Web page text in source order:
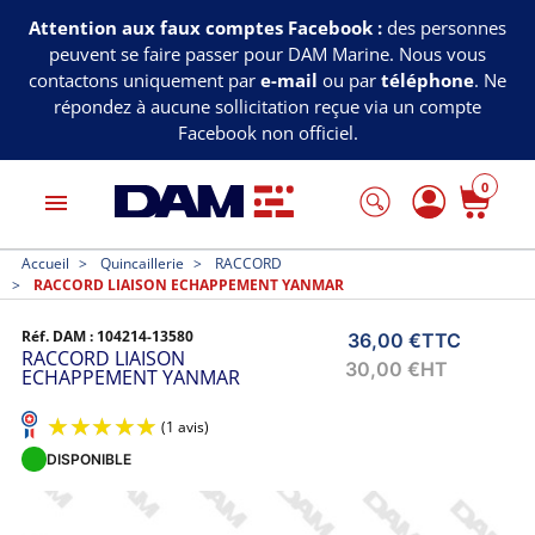
Attention aux faux comptes Facebook : des personnes
peuvent se faire passer pour DAM Marine. Nous vous
contactons uniquement par e-mail ou par téléphone. Ne
répondez à aucune sollicitation reçue via un compte
Facebook non officiel.
menu
0
Accueil Quincaillerie
RACCORD
RACCORD LIAISON ECHAPPEMENT YANMAR
Réf. DAM : 104214-13580
RACCORD LIAISON
ECHAPPEMENT YANMAR
(1 avis)
36,00 €TTC
30,00 €HT
DISPONIBLE